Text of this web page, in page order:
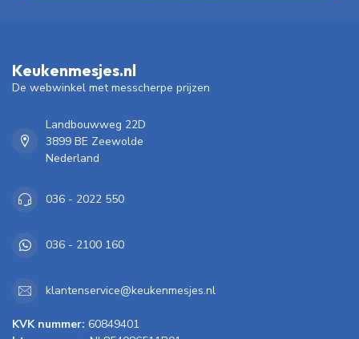
Keukenmesjes.nl
De webwinkel met messcherpe prijzen
Landbouwweg 22D
3899 BE Zeewolde
Nederland
036 - 2022 550
036 - 2100 160
klantenservice@keukenmesjes.nl
KVK nummer: 60849401